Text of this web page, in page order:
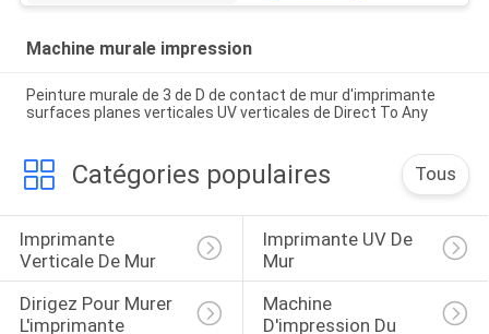
Machine murale impression
Peinture murale de 3 de D de contact de mur d'imprimante
surfaces planes verticales UV verticales de Direct To Any
Catégories populaires Tous
Imprimante
Verticale De Mur
Imprimante UV De
Mur
Dirigez Pour Murer
L'imprimante
Machine
D'impression Du